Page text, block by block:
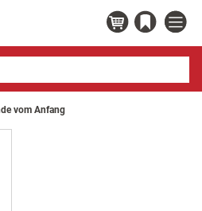
vom Anfang